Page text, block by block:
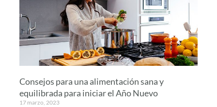
Consejos para una alimentación sana y
equilibrada para iniciar el Año Nuevo
17 marzo, 2023